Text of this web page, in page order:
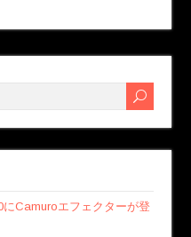
Camuroエフェクターが登